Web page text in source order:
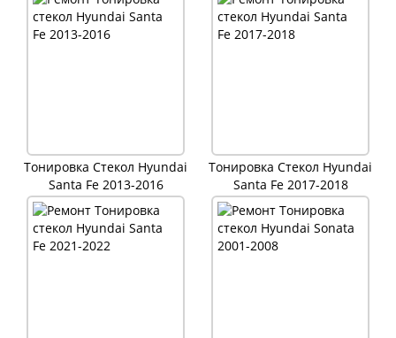
Тонировка Стекол Hyundai
Santa Fe 2013-2016
Тонировка Стекол Hyundai
Santa Fe 2017-2018